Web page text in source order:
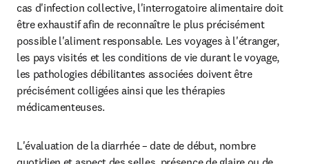
cas d'infection collective, l'interrogatoire alimentaire doit
être exhaustif afin de reconnaître le plus précisément
possible l'aliment responsable. Les voyages à l'étranger,
les pays visités et les conditions de vie durant le voyage,
les pathologies débilitantes associées doivent être
précisément colligées ainsi que les thérapies
médicamenteuses.
L'évaluation de la diarrhée – date de début, nombre